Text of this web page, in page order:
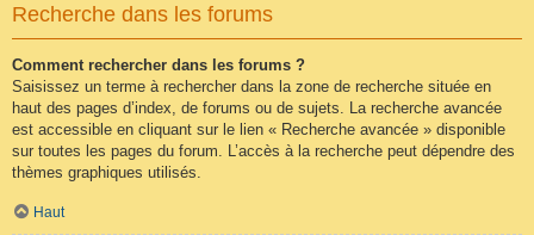
Recherche dans les forums
Comment rechercher dans les forums ?
Saisissez un terme à rechercher dans la zone de recherche située en
haut des pages d’index, de forums ou de sujets. La recherche avancée
est accessible en cliquant sur le lien « Recherche avancée » disponible
sur toutes les pages du forum. L’accès à la recherche peut dépendre des
thèmes graphiques utilisés.
Haut